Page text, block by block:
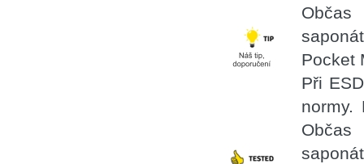
Pocket
Při
normy.